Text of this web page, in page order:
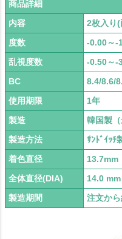
商品詳細
内容
2枚入り(
度数
-0.00～-
乱視度数
-0.50～-
BC
8.4/8.6/
使用期限
1年
製造
韓国製（
製造方法
ｻﾝﾄﾞｲｯﾁ
着色直径
13.7mm
全体直径(DIA)
14.0 mm
製造期間
注文か